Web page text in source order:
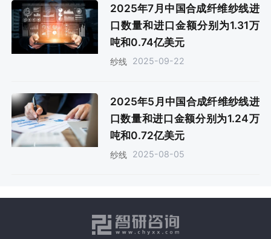
2025年7月中国合成纤维纱线进
口数量和进口金额分别为1.31万
吨和0.74亿美元
纱线 2025-09-22
2025年5月中国合成纤维纱线进
口数量和进口金额分别为1.24万
吨和0.72亿美元
纱线 2025-08-05